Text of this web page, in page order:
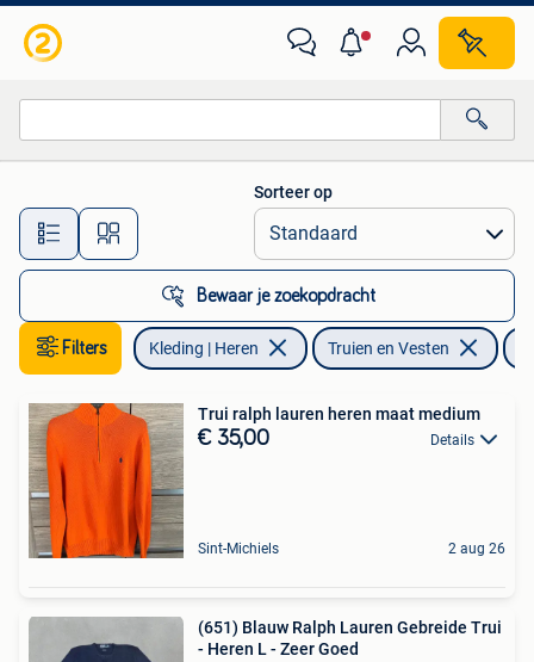
Alle afstanden…
Sorteer op
Bewaar je zoekopdracht
Filters Kleding | Heren Truien en Vesten
Trui ralph lauren heren maat medium
€ 35,00 Details
Sint-Michiels 2 aug 26
(651) Blauw Ralph Lauren Gebreide Trui
- Heren L - Zeer Goed